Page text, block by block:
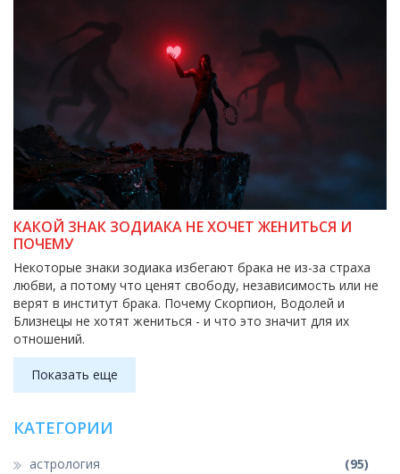
КАКОЙ ЗНАК ЗОДИАКА НЕ ХОЧЕТ ЖЕНИТЬСЯ И
ПОЧЕМУ
Некоторые знаки зодиака избегают брака не из-за страха
любви, а потому что ценят свободу, независимость или не
верят в институт брака. Почему Скорпион, Водолей и
Близнецы не хотят жениться - и что это значит для их
отношений.
Показать еще
КАТЕГОРИИ
астрология (95)